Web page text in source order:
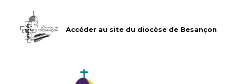
Accéder au site du diocèse de Besançon